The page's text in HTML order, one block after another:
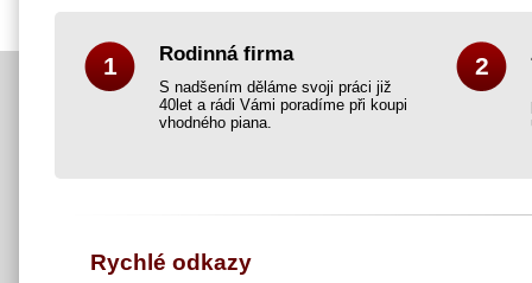
1 Rodinná firma
S nadšením děláme svoji práci již
40let a rádi Vámi poradíme při koupi
vhodného piana.
2
Rychlé odkazy